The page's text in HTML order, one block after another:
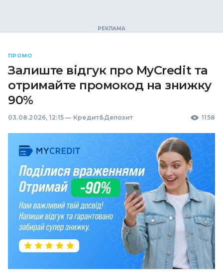
ПРОМО
Залиште відгук про MyCredit та
отримайте промокод на знижку
90%
03.08.2026, 12:15 — Кредит&Депозит 1158